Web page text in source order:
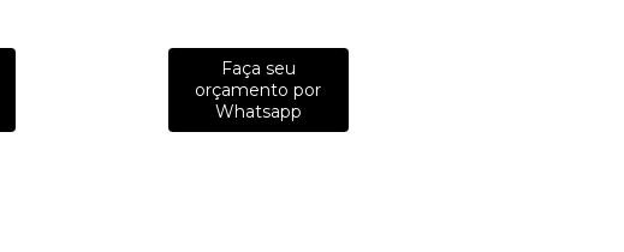
Faça seu
orçamento por
Whatsapp